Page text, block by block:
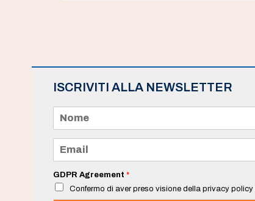
ISCRIVITI ALLA NEWSLETTER
m
e
a
i
*
GDPR Agreement *
Confermo di aver preso visione della privacy